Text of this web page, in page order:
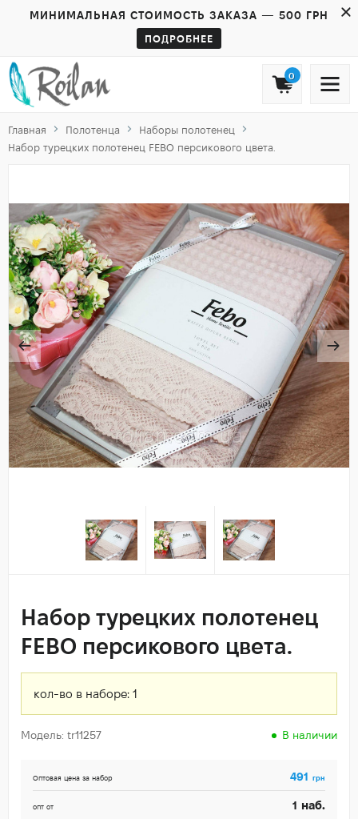
МИНИМАЛЬНАЯ СТОИМОСТЬ ЗАКАЗА — 500 ГРН
ПОДРОБНЕЕ
0
Главная Полотенца
Наборы полотенец
Набор турецких полотенец FEBO персикового цвета.
Набор турецких полотенец
FEBO персикового цвета.
кол-во в наборе: 1
Модель: tr11257 В наличии
Оптовая цена за набор 491 грн
опт от 1 наб.